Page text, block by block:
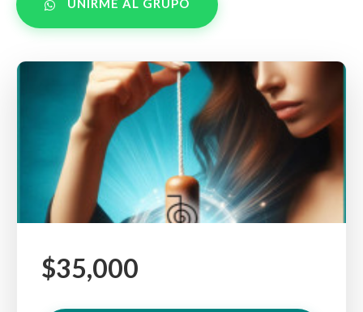
UNIRME AL GRUPO
$35,000